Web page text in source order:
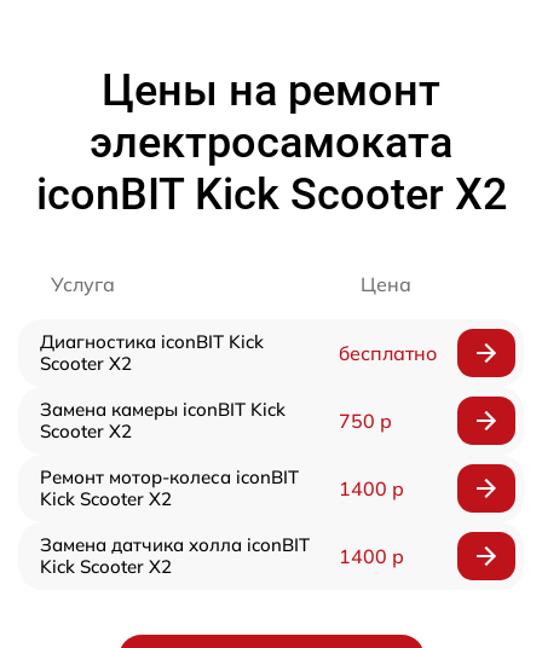
Цены на ремонт
электросамоката
iconBIT Kick Scooter X2
Услуга Цена
Диагностика iconBIT Kick
Scooter X2
бесплатно
Замена камеры iconBIT Kick
Scooter X2
750 р
Ремонт мотор-колеса iconBIT
Kick Scooter X2
1400 р
Замена датчика холла iconBIT
Kick Scooter X2
1400 р